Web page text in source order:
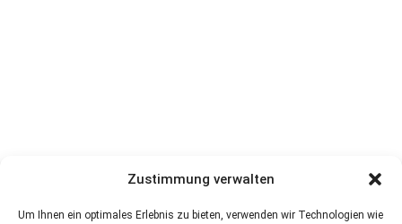
Zustimmung verwalten
Um Ihnen ein optimales Erlebnis zu bieten, verwenden wir Technologien wie